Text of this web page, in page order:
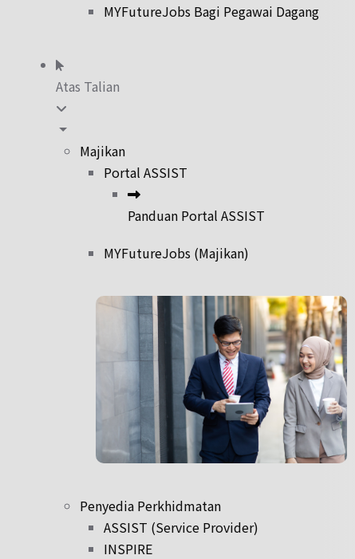
MYFutureJobs Bagi Pegawai Dagang
Atas Talian
Majikan
Portal ASSIST
Panduan Portal ASSIST
MYFutureJobs (Majikan)
Penyedia Perkhidmatan
ASSIST (Service Provider)
INSPIRE